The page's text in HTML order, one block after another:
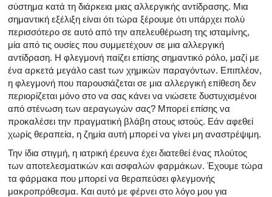
σύστημα κατά τη διάρκεια μιας αλλεργικής αντίδρασης. Μια
σημαντική εξέλιξη είναι ότι τώρα ξέρουμε ότι υπάρχει πολύ
περισσότερο σε αυτό από την απελευθέρωση της ισταμίνης,
μία από τις ουσίες που συμμετέχουν σε μια αλλεργική
αντίδραση. Η φλεγμονή παίζει επίσης σημαντικό ρόλο, μαζί με
ένα αρκετά μεγάλο cast των χημικών παραγόντων. Επιπλέον,
η φλεγμονή που παρουσιάζεται σε μια αλλεργική επίθεση δεν
περιορίζεται μόνο στο να σας κάνει να νιώσετε δυστυχισμένοι
από στένωση των αεραγωγών σας? Μπορεί επίσης να
προκαλέσει την πραγματική βλάβη στους ιστούς. Εάν αφεθεί
χωρίς θεραπεία, η ζημία αυτή μπορεί να γίνει μη αναστρέψιμη.
Την ίδια στιγμή, η ιατρική έρευνα έχει διατεθεί ένας πλούτος
των αποτελεσματικών και ασφαλών φαρμάκων. Έχουμε τώρα
τα φάρμακα που μπορεί να θεραπεύσει φλεγμονής
μακροπρόθεσμα. Και αυτό με φέρνει στο λόγο μου για